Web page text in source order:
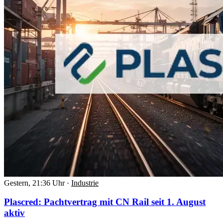
Gestern, 21:36 Uhr · Industrie
Plascred: Pachtvertrag mit CN Rail seit 1. August
aktiv